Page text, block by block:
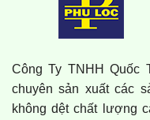
Công Ty TNHH Quốc
chuyên sản xuất các
không dệt chất lượng